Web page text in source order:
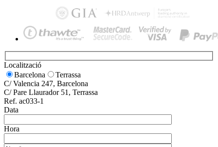
Localització
Barcelona
Terrassa
C/ Valencia 247, Barcelona
C/ Pare Llaurador 51, Terrassa
Ref. ac033-1
Data
Hora